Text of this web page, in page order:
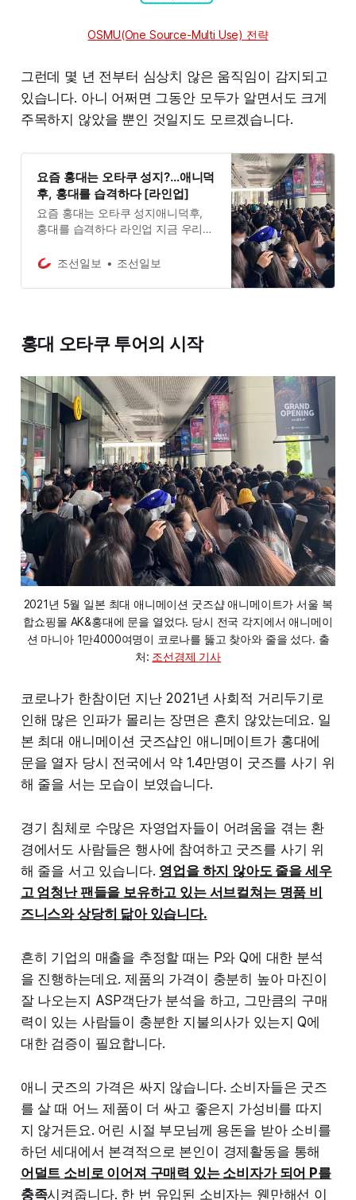
OSMU(One Source-Multi Use) 전략
그런데 몇 년 전부터 심상치 않은 움직임이 감지되고
있습니다. 아니 어쩌면 그동안 모두가 알면서도 크게
주목하지 않았을 뿐인 것일지도 모르겠습니다.
요즘 홍대는 오타쿠 성지?…애니덕
후, 홍대를 습격하다 [라인업]
요즘 홍대는 오타쿠 성지애니덕후,
홍대를 습격하다 라인업 지금 우리
오타쿠가 만드는 시장, 오타쿠노믹스
까닭 세상의 모든 줄서기, 라인업×아
조선일보 조선일보
홍대 오타쿠 투어의 시작
2021년 5월 일본 최대 애니메이션 굿즈샵 애니메이트가 서울 복
합쇼핑몰 AK&홍대에 문을 열었다. 당시 전국 각지에서 애니메이
션 마니아 1만4000여명이 코로나를 뚫고 찾아와 줄을 섰다. 출
처: 조선경제 기사
코로나가 한참이던 지난 2021년 사회적 거리두기로
인해 많은 인파가 몰리는 장면은 흔치 않았는데요. 일
본 최대 애니메이션 굿즈샵인 애니메이트가 홍대에
문을 열자 당시 전국에서 약 1.4만명이 굿즈를 사기 위
해 줄을 서는 모습이 보였습니다.
경기 침체로 수많은 자영업자들이 어려움을 겪는 환
경에서도 사람들은 행사에 참여하고 굿즈를 사기 위
해 줄을 서고 있습니다. 영업을 하지 않아도 줄을 세우
고 엄청난 팬들을 보유하고 있는 서브컬쳐는 명품 비
즈니스와 상당히 닮아 있습니다.
흔히 기업의 매출을 추정할 때는 P와 Q에 대한 분석
을 진행하는데요. 제품의 가격이 충분히 높아 마진이
잘 나오는지 ASP객단가 분석을 하고, 그만큼의 구매
력이 있는 사람들이 충분한 지불의사가 있는지 Q에
대한 검증이 필요합니다.
애니 굿즈의 가격은 싸지 않습니다. 소비자들은 굿즈
를 살 때 어느 제품이 더 싸고 좋은지 가성비를 따지
지 않거든요. 어린 시절 부모님께 용돈을 받아 소비를
하던 세대에서 본격적으로 본인이 경제활동을 통해
어덜트 소비로 이어져 구매력 있는 소비자가 되어 P를
충족시켜줍니다. 한 번 유입된 소비자는 웬만해선 이